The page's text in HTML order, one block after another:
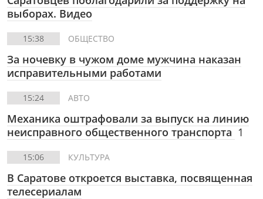
выборах. Видео
15:38 ОБЩЕСТВО
За ночевку в чужом доме мужчина наказан
исправительными работами
15:24 АВТО
Механика оштрафовали за выпуск на линию
неисправного общественного транспорта 1
15:06 КУЛЬТУРА
В Саратове откроется выставка, посвященная
телесериалам